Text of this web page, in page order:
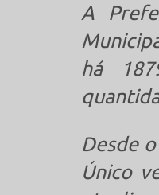
A
há
Desde
Único